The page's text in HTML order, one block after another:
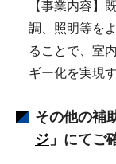
【事業内容】
調、照明等を
ることで、室
ギー化を実現
その他の補
ジ 」にてご